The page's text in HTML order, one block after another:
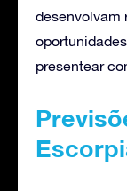
desenvolvam
presentear